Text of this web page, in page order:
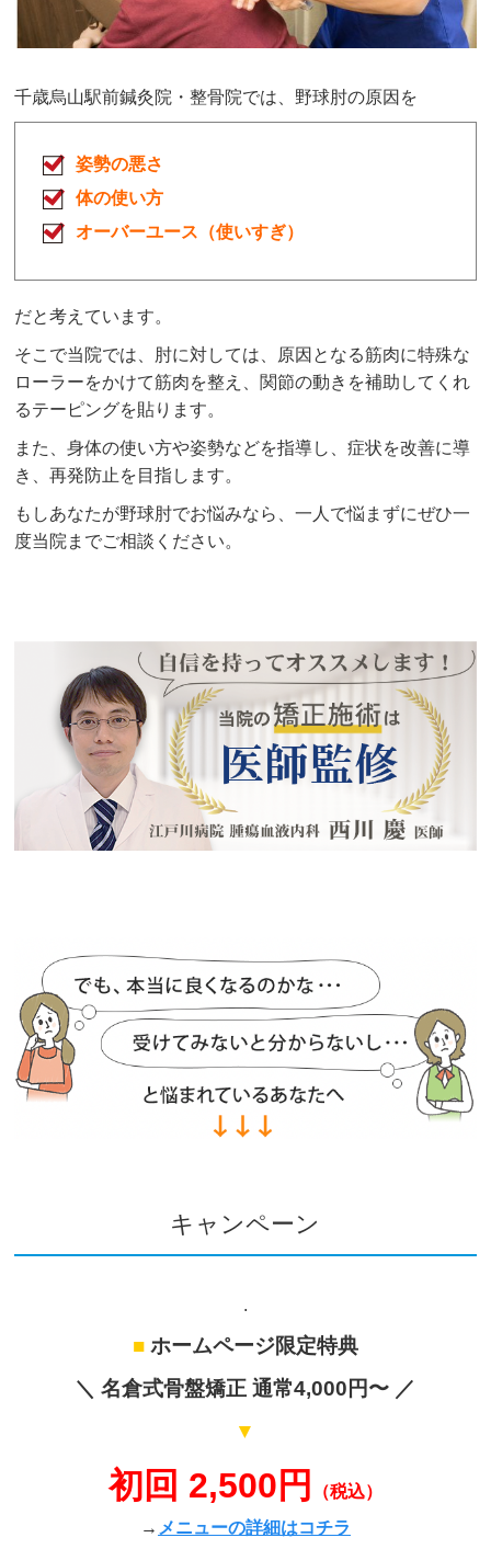
千歳烏山駅前鍼灸院・整骨院では、野球肘の原因を
姿勢の悪さ
体の使い方
オーバーユース（使いすぎ）
だと考えています。
そこで当院では、肘に対しては、原因となる筋肉に特殊な
ローラーをかけて筋肉を整え、関節の動きを補助してくれ
るテーピングを貼ります。
また、身体の使い方や姿勢などを指導し、症状を改善に導
き、再発防止を目指します。
もしあなたが野球肘でお悩みなら、一人で悩まずにぜひ一
度当院までご相談ください。
キャンペーン
.
■ホームページ限定特典
＼ 名倉式骨盤矯正 通常4,000円〜 ／
▼
初回 2,500円
（税込）
→ メニューの詳細はコチラ